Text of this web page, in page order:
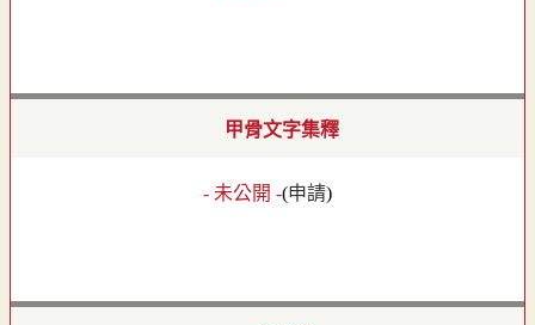
甲骨文字集釋
- 未公開 -(申請)